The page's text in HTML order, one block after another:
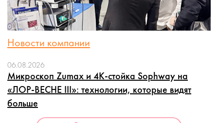
Новости компании
06.08.2026
Микроскоп Zumax и 4K-стойка Sophway на
«ЛОР-ВЕСНЕ III»: технологии, которые видят
больше